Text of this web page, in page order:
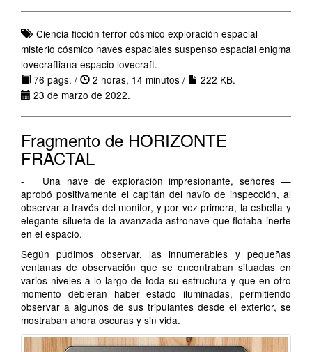
Ciencia ficción terror cósmico exploración espacial
misterio cósmico naves espaciales suspenso espacial enigma
lovecraftiana espacio lovecraft.
76 págs. /
2 horas, 14 minutos /
222 KB.
23 de marzo de 2022.
Fragmento de HORIZONTE
FRACTAL
- Una nave de exploración impresionante, señores —
aprobó positivamente el capitán del navío de inspección, al
observar a través del monitor, y por vez primera, la esbelta y
elegante silueta de la avanzada astronave que flotaba inerte
en el espacio.
Según pudimos observar, las innumerables y pequeñas
ventanas de observación que se encontraban situadas en
varios niveles a lo largo de toda su estructura y que en otro
momento debieran haber estado iluminadas, permitiendo
observar a algunos de sus tripulantes desde el exterior, se
mostraban ahora oscuras y sin vida.